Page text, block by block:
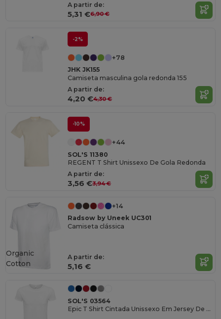
A partir de:
5,31 €6,90 €
-2%
+78
JHK JK155
Camiseta masculina gola redonda 155
A partir de:
4,20 €4,30 €
-10%
+44
SOL'S 11380
REGENT T Shirt Unissexo De Gola Redonda
A partir de:
3,56 €3,94 €
+14
Radsow by Uneek UC301
Camiseta clássica
A partir de:
5,16 €
Organic
Cotton
SOL'S 03564
Epic T Shirt Cintada Unissexo Em Jersey De Gola Redonda